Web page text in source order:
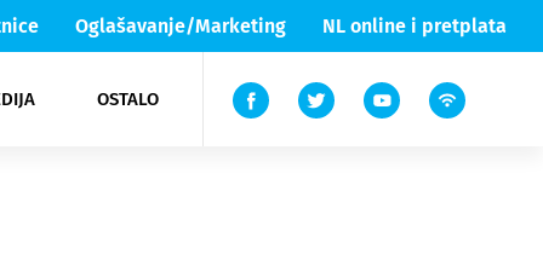
Oglašavanje/Marketing NL online i pretplata
OSTALO
Lika & Senj
TV